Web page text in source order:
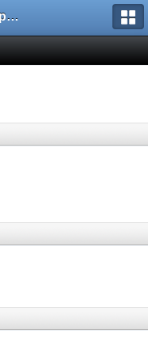
AMXX.pl: Support AMX Mod X i SourceMod